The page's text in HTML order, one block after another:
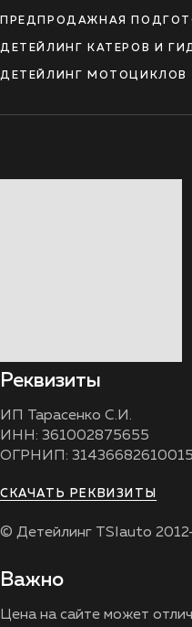
ПРЕДПРОДАЖНАЯ
ДЕТЕЙЛИНГ КАТЕРОВ И
ДЕТЕЙЛИНГ МОТОЦИКЛОВ
Реквизиты
ИП Тарасенко С.И.
ИНН: 361002875655
ОГРНИП:
СКАЧАТЬ РЕКВИЗИТЫ
© Детейлинг TSIauto
Важно
Цена на сайте может